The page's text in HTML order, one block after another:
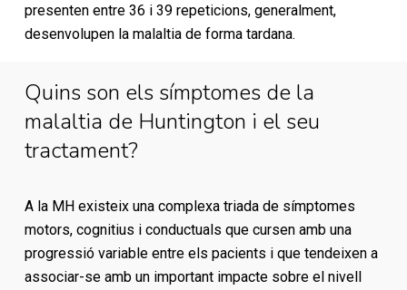
presenten entre 36 i 39 repeticions, generalment,
desenvolupen la malaltia de forma tardana.
Quins son els símptomes de la
malaltia de Huntington i el seu
tractament?
A la MH existeix una complexa triada de símptomes
motors, cognitius i conductuals que cursen amb una
progressió variable entre els pacients i que tendeixen a
associar-se amb un important impacte sobre el nivell